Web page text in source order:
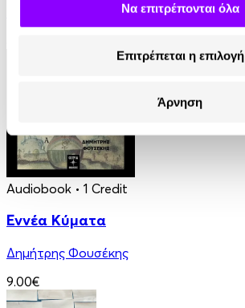
Να επιτρέπονται όλα
Επιτρέπεται η επιλογή
Άρνηση
Βασίλης Τσιαμπούσης
Audiobook • 1 Credit
Εννέα Κύματα
Δημήτρης Φουσέκης
9.00€